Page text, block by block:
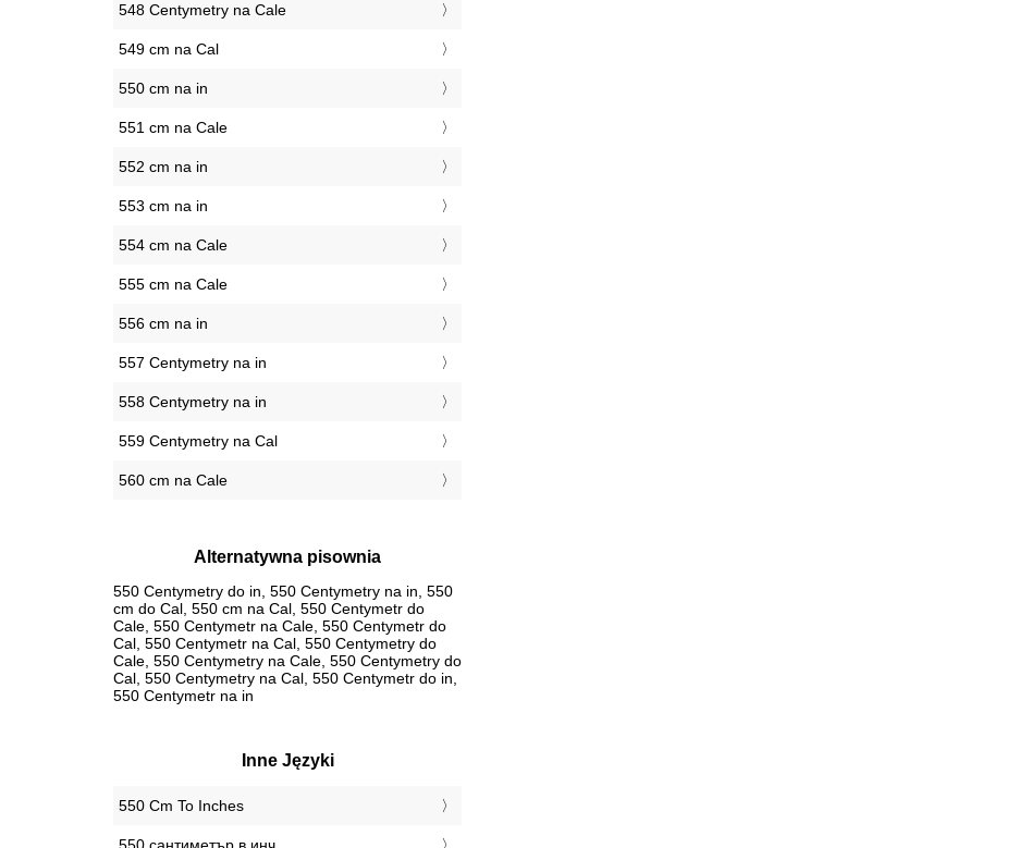
548 Centymetry na Cale
549 cm na Cal
550 cm na in
551 cm na Cale
552 cm na in
553 cm na in
554 cm na Cale
555 cm na Cale
556 cm na in
557 Centymetry na in
558 Centymetry na in
559 Centymetry na Cal
560 cm na Cale
Alternatywna pisownia
550 Centymetry do in, 550 Centymetry na in, 550
cm do Cal, 550 cm na Cal, 550 Centymetr do
Cale, 550 Centymetr na Cale, 550 Centymetr do
Cal, 550 Centymetr na Cal, 550 Centymetry do
Cale, 550 Centymetry na Cale, 550 Centymetry do
Cal, 550 Centymetry na Cal, 550 Centymetr do in,
550 Centymetr na in
Inne Języki
‎550 Cm To Inches